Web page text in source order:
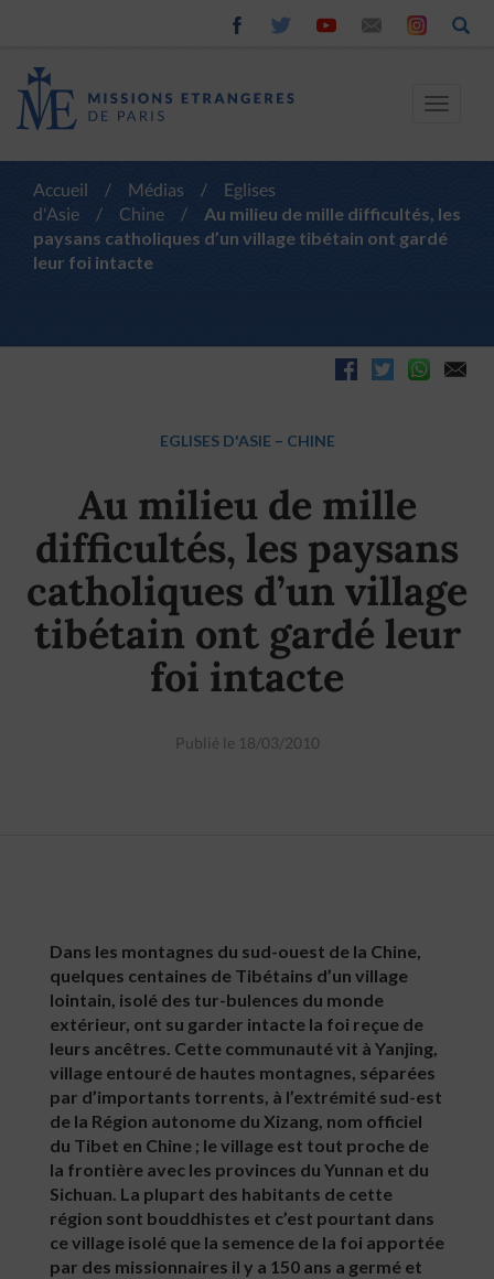
Toggle
Accueil / Médias /
Eglises
d'Asie
/ Chine /
Au milieu de mille difficultés, les
paysans catholiques d’un village tibétain ont gardé
leur foi intacte
EGLISES D'ASIE – CHINE
Au milieu de mille
difficultés, les paysans
catholiques d’un village
tibétain ont gardé leur
foi intacte
Publié le 18/03/2010
Dans les montagnes du sud-ouest de la Chine,
quelques centaines de Tibétains d’un village
lointain, isolé des tur-bulences du monde
extérieur, ont su garder intacte la foi reçue de
leurs ancêtres. Cette communauté vit à Yanjing,
village entouré de hautes montagnes, séparées
par d’importants torrents, à l’extrémité sud-est
de la Région autonome du Xizang, nom officiel
du Tibet en Chine ; le village est tout proche de
la frontière avec les provinces du Yunnan et du
Sichuan. La plupart des habitants de cette
région sont bouddhistes et c’est pourtant dans
ce village isolé que la semence de la foi apportée
par des missionnaires il y a 150 ans a germé et